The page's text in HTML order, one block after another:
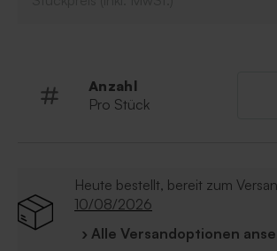
Anzahl
Pro Stück
Heute bestellt, bereit zum
10/08/2026
› Alle Versandoptionen